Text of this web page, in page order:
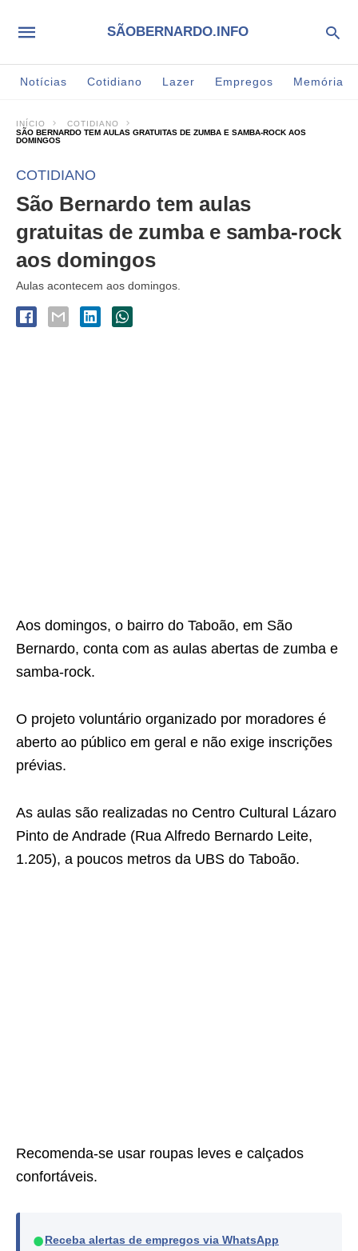
SÃOBERNARDO.INFO
Notícias Cotidiano Lazer Empregos Memória
INÍCIO
COTIDIANO
SÃO BERNARDO TEM AULAS GRATUITAS DE ZUMBA E SAMBA-ROCK AOS
DOMINGOS
COTIDIANO
São Bernardo tem aulas
gratuitas de zumba e samba-rock
aos domingos
Aulas acontecem aos domingos.
Aos domingos, o bairro do Taboão, em São
Bernardo, conta com as aulas abertas de zumba e
samba-rock.
O projeto voluntário organizado por moradores é
aberto ao público em geral e não exige inscrições
prévias.
As aulas são realizadas no Centro Cultural Lázaro
Pinto de Andrade (Rua Alfredo Bernardo Leite,
1.205), a poucos metros da UBS do Taboão.
Recomenda-se usar roupas leves e calçados
confortáveis.
● Receba alertas de empregos via WhatsApp